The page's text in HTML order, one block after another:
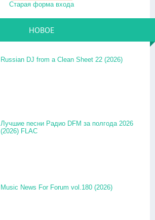
Старая форма входа
НОВОЕ
Russian DJ from a Clean Sheet 22 (2026)
Лучшие песни Радио DFM за полгода 2026
(2026) FLAC
Music News For Forum vol.180 (2026)